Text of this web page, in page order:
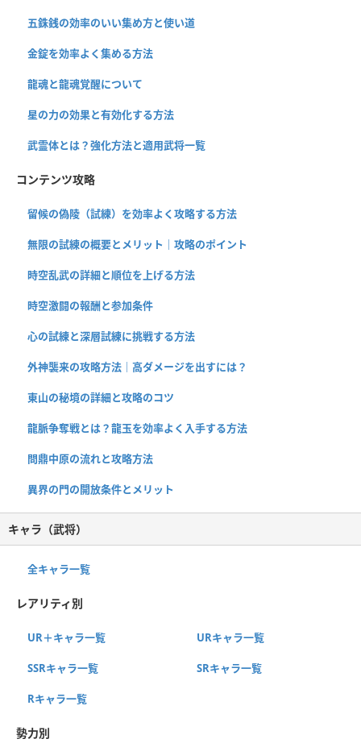
五銖銭の効率のいい集め方と使い道
金錠を効率よく集める方法
龍魂と龍魂覚醒について
星の力の効果と有効化する方法
武霊体とは？強化方法と適用武将一覧
コンテンツ攻略
留候の偽陵（試練）を効率よく攻略する方法
無限の試練の概要とメリット｜攻略のポイント
時空乱武の詳細と順位を上げる方法
時空激闘の報酬と参加条件
心の試練と深層試練に挑戦する方法
外神襲来の攻略方法｜高ダメージを出すには？
東山の秘境の詳細と攻略のコツ
龍脈争奪戦とは？龍玉を効率よく入手する方法
問鼎中原の流れと攻略方法
異界の門の開放条件とメリット
キャラ（武将）
全キャラ一覧
レアリティ別
UR＋キャラ一覧 URキャラ一覧
SSRキャラ一覧 SRキャラ一覧
Rキャラ一覧
勢力別